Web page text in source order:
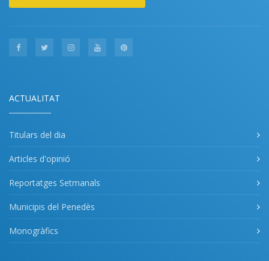
ACTUALITAT
Titulars del dia
Articles d'opinió
Reportatges Setmanals
Municipis del Penedès
Monogràfics